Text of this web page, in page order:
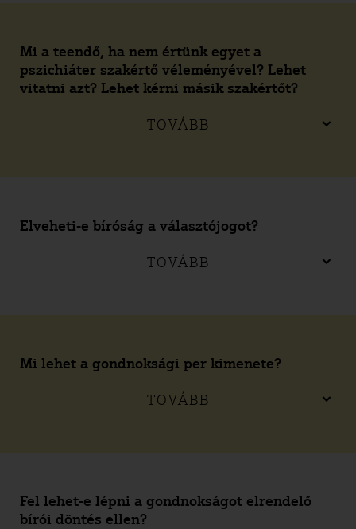
Mi a teendő, ha nem értünk egyet a
pszichiáter szakértő véleményével? Lehet
vitatni azt? Lehet kérni másik szakértőt?
TOVÁBB
Elveheti-e bíróság a választójogot?
TOVÁBB
Mi lehet a gondnoksági per kimenete?
TOVÁBB
Fel lehet-e lépni a gondnokságot elrendelő
bírói döntés ellen?